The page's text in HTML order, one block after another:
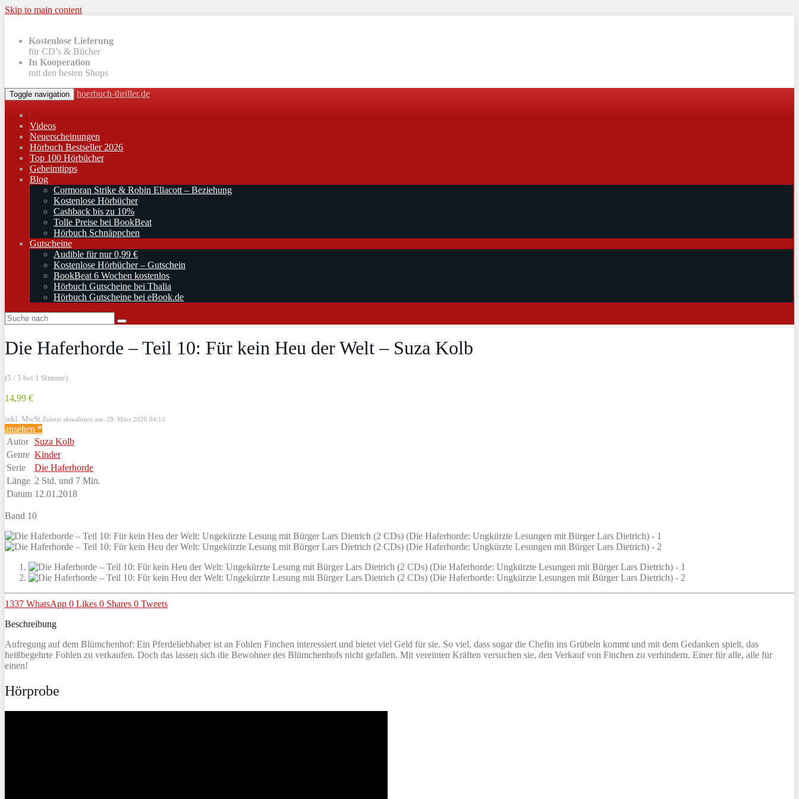
Skip to main content
Kostenlose Lieferung
für CD’s & Bücher
In Kooperation
mit den besten Shops
Toggle navigation hoerbuch-thriller.de
Videos
Neuerscheinungen
Hörbuch Bestseller 2026
Top 100 Hörbücher
Geheimtipps
Blog
Cormoran Strike & Robin Ellacott – Beziehung
Kostenlose Hörbücher
Cashback bis zu 10%
Tolle Preise bei BookBeat
Hörbuch Schnäppchen
Gutscheine
Audible für nur 0,99 €
Kostenlose Hörbücher – Gutschein
BookBeat 6 Wochen kostenlos
Hörbuch Gutscheine bei Thalia
Hörbuch Gutscheine bei eBook.de
Die Haferhorde – Teil 10: Für kein Heu der Welt – Suza Kolb
(5 / 5 bei 1 Stimme)
14,99 €
inkl. MwSt. Zuletzt aktualisiert am: 29. März 2026 04:13
ansehen *
Autor
Suza Kolb
Genre Kinder
Serie
Die Haferhorde
Länge 2 Std. und 7 Min.
Datum 12.01.2018
Band 10
1337 WhatsApp 0 Likes 0 Shares 0 Tweets
Beschreibung
Aufregung auf dem Blümchenhof: Ein Pferdeliebhaber ist an Fohlen Finchen interessiert und bietet viel Geld für sie. So viel, dass sogar die Chefin ins Grübeln kommt und mit dem Gedanken spielt, das
heißbegehrte Fohlen zu verkaufen. Doch das lassen sich die Bewohner des Blümchenhofs nicht gefallen. Mit vereinten Kräften versuchen sie, den Verkauf von Finchen zu verhindern. Einer für alle, alle für
einen!
Hörprobe